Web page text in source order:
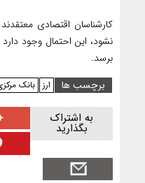
کارشناسان اقتصادی
برسد.
برچسب ها
ارز بانک
به اشتراک
بگذارید